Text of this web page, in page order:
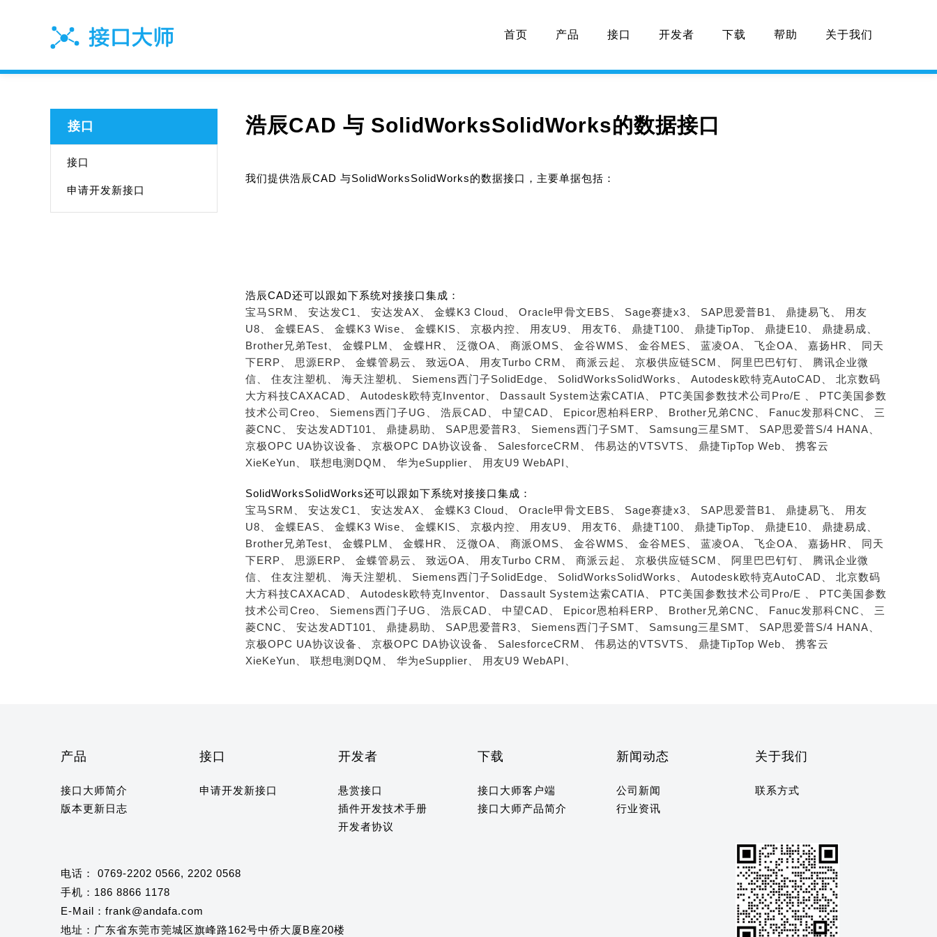
首页 产品 接口 开发者 下载 帮助 关于我们
接口
接口
申请开发新接口
浩辰CAD 与 SolidWorksSolidWorks的数据接口
我们提供浩辰CAD 与SolidWorksSolidWorks的数据接口，主要单据包括：
浩辰CAD还可以跟如下系统对接接口集成：
宝马SRM、
安达发C1、 安达发AX、 金蝶K3 Cloud、 Oracle甲骨文EBS、 Sage赛捷x3、 SAP思爱普B1、 鼎捷易飞、
用友
U8、
金蝶EAS、 金蝶K3 Wise、 金蝶KIS、 京极内控、 用友U9、 用友T6、 鼎捷T100、 鼎捷TipTop、 鼎捷E10、
鼎捷易成、
Brother兄弟Test、
金蝶PLM、 金蝶HR、 泛微OA、 商派OMS、 金谷WMS、 金谷MES、 蓝凌OA、 飞企OA、 嘉扬HR、
同天
下ERP、
思源ERP、 金蝶管易云、 致远OA、 用友Turbo CRM、 商派云起、 京极供应链SCM、 阿里巴巴钉钉、
腾讯企业微
信、
住友注塑机、 海天注塑机、 Siemens西门子SolidEdge、 SolidWorksSolidWorks、 Autodesk欧特克AutoCAD、
北京数码
大方科技CAXACAD、
Autodesk欧特克Inventor、 Dassault System达索CATIA、 PTC美国参数技术公司Pro/E 、
PTC美国参数
技术公司Creo、
Siemens西门子UG、 浩辰CAD、 中望CAD、 Epicor恩柏科ERP、 Brother兄弟CNC、 Fanuc发那科CNC、
三
菱CNC、
安达发ADT101、 鼎捷易助、 SAP思爱普R3、 Siemens西门子SMT、 Samsung三星SMT、
SAP思爱普S/4 HANA、
京极OPC UA协议设备、
京极OPC DA协议设备、 SalesforceCRM、 伟易达的VTSVTS、 鼎捷TipTop Web、
携客云
XieKeYun、
联想电测DQM、 华为eSupplier、 用友U9 WebAPI、
SolidWorksSolidWorks还可以跟如下系统对接接口集成：
宝马SRM、
安达发C1、 安达发AX、 金蝶K3 Cloud、 Oracle甲骨文EBS、 Sage赛捷x3、 SAP思爱普B1、 鼎捷易飞、
用友
U8、
金蝶EAS、 金蝶K3 Wise、 金蝶KIS、 京极内控、 用友U9、 用友T6、 鼎捷T100、 鼎捷TipTop、 鼎捷E10、
鼎捷易成、
Brother兄弟Test、
金蝶PLM、 金蝶HR、 泛微OA、 商派OMS、 金谷WMS、 金谷MES、 蓝凌OA、 飞企OA、 嘉扬HR、
同天
下ERP、
思源ERP、 金蝶管易云、 致远OA、 用友Turbo CRM、 商派云起、 京极供应链SCM、 阿里巴巴钉钉、
腾讯企业微
信、
住友注塑机、 海天注塑机、 Siemens西门子SolidEdge、 SolidWorksSolidWorks、 Autodesk欧特克AutoCAD、
北京数码
大方科技CAXACAD、
Autodesk欧特克Inventor、 Dassault System达索CATIA、 PTC美国参数技术公司Pro/E 、
PTC美国参数
技术公司Creo、
Siemens西门子UG、 浩辰CAD、 中望CAD、 Epicor恩柏科ERP、 Brother兄弟CNC、 Fanuc发那科CNC、
三
菱CNC、
安达发ADT101、 鼎捷易助、 SAP思爱普R3、 Siemens西门子SMT、 Samsung三星SMT、
SAP思爱普S/4 HANA、
京极OPC UA协议设备、
京极OPC DA协议设备、 SalesforceCRM、 伟易达的VTSVTS、 鼎捷TipTop Web、
携客云
XieKeYun、
联想电测DQM、 华为eSupplier、 用友U9 WebAPI、
产品
接口大师简介
版本更新日志
接口
申请开发新接口
开发者
悬赏接口
插件开发技术手册
开发者协议
下载
接口大师客户端
接口大师产品简介
新闻动态
公司新闻
行业资讯
关于我们
联系方式
电话： 0769-2202 0566, 2202 0568
手机：186 8866 1178
E-Mail：frank@andafa.com
地址：广东省东莞市莞城区旗峰路162号中侨大厦B座20楼